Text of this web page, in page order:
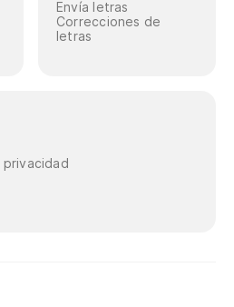
Envía letras
Correcciones de
letras